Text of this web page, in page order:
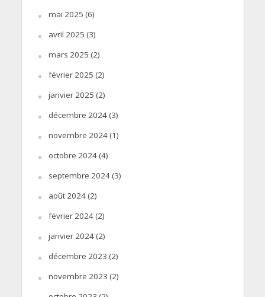
mai 2025 (6)
avril 2025 (3)
mars 2025 (2)
février 2025 (2)
janvier 2025 (2)
décembre 2024(3)
novembre 2024(1)
octobre 2024(4)
septembre 2024(3)
août 2024(2)
février 2024(2)
janvier 2024(2)
décembre 2023 (2)
novembre 2023 (2)